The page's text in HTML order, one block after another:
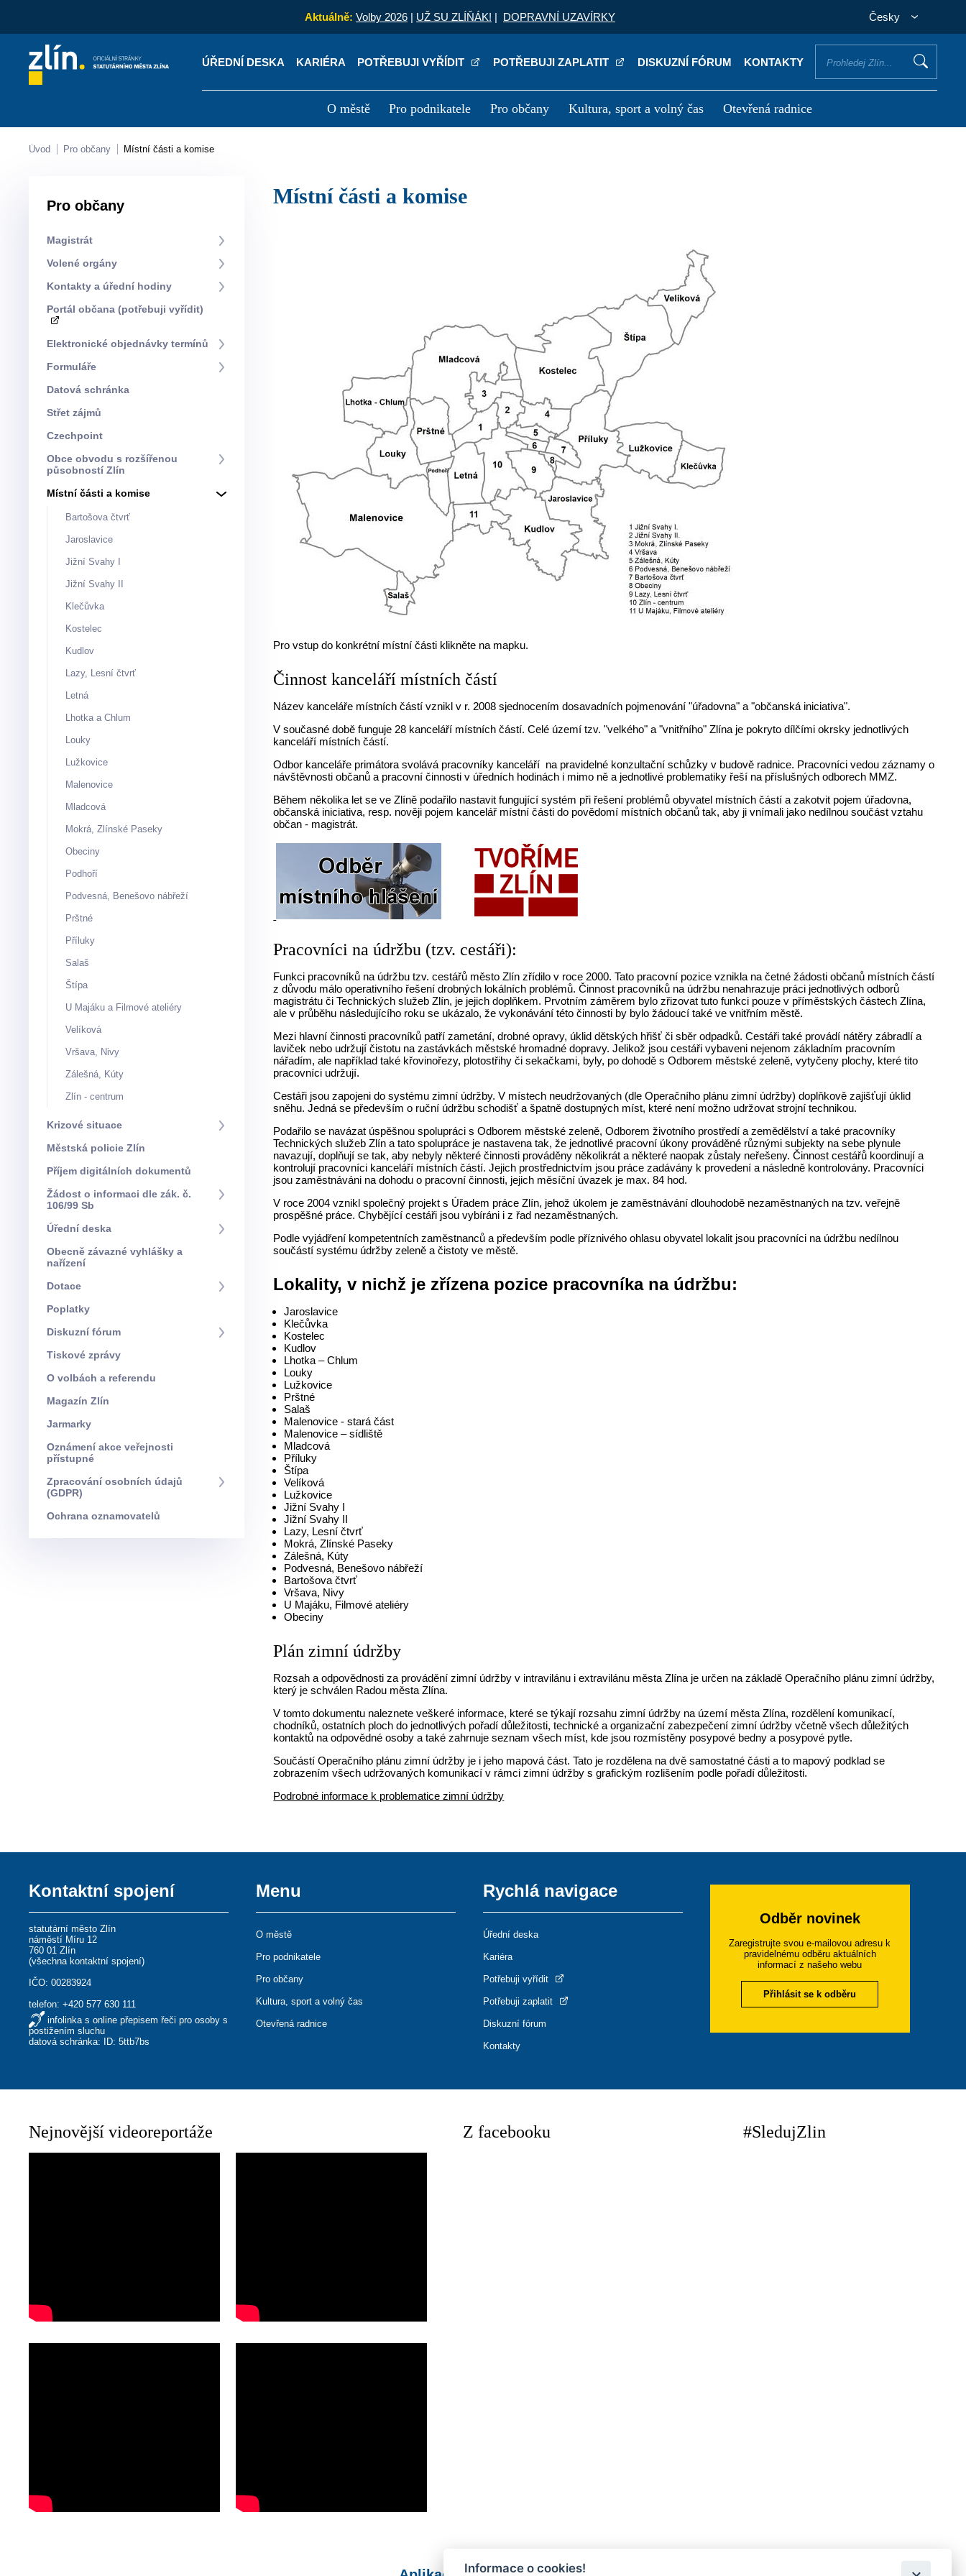
Aktuálně: Volby 2026 | UŽ SU ZLÍŇÁK! | DOPRAVNÍ UZAVÍRKY Česky
ÚŘEDNÍ DESKA KARIÉRA POTŘEBUJI VYŘÍDIT POTŘEBUJI ZAPLATIT DISKUZNÍ FÓRUM KONTAKTY
O městě Pro podnikatele Pro občany Kultura, sport a volný čas Otevřená radnice
Kontakty
Úvod Pro občany Místní části a komise
Pro občany
Magistrát
Volené orgány
Kontakty a úřední hodiny
Portál občana (potřebuji vyřídit)
Elektronické objednávky termínů
Formuláře
Datová schránka
Střet zájmů
Czechpoint
Obce obvodu s rozšířenou
působností Zlín
Místní části a komise
Bartošova čtvrť
Jaroslavice
Jižní Svahy I
Jižní Svahy II
Klečůvka
Kostelec
Kudlov
Lazy, Lesní čtvrť
Letná
Lhotka a Chlum
Louky
Lužkovice
Malenovice
Mladcová
Mokrá, Zlínské Paseky
Obeciny
Podhoří
Podvesná, Benešovo nábřeží
Prštné
Příluky
Salaš
Štípa
U Majáku a Filmové ateliéry
Velíková
Vršava, Nivy
Zálešná, Kúty
Zlín - centrum
Krizové situace
Městská policie Zlín
Příjem digitálních dokumentů
Žádost o informaci dle zák. č.
106/99 Sb
Úřední deska
Obecně závazné vyhlášky a
nařízení
Dotace
Poplatky
Diskuzní fórum
Tiskové zprávy
O volbách a referendu
Magazín Zlín
Jarmarky
Oznámení akce veřejnosti
přístupné
Zpracování osobních údajů
(GDPR)
Ochrana oznamovatelů
Místní části a komise
Pro vstup do konkrétní místní části klikněte na mapku.
Činnost kanceláří místních částí
Název kanceláře místních částí vznikl v r. 2008 sjednocením dosavadních pojmenování "úřadovna" a "občanská iniciativa".
V současné době funguje 28 kanceláří místních částí. Celé území tzv. "velkého" a "vnitřního" Zlína je pokryto dílčími okrsky jednotlivých
kanceláří místních částí.
Odbor kanceláře primátora svolává pracovníky kanceláří na pravidelné konzultační schůzky v budově radnice. Pracovníci vedou záznamy o
návštěvnosti občanů a pracovní činnosti v úředních hodinách i mimo ně a jednotlivé problematiky řeší na příslušných odborech MMZ.
Během několika let se ve Zlíně podařilo nastavit fungující systém při řešení problémů obyvatel místních částí a zakotvit pojem úřadovna,
občanská iniciativa, resp. nověji pojem kancelář místní části do povědomí místních občanů tak, aby ji vnímali jako nedílnou součást vztahu
občan - magistrát.
Pracovníci na údržbu (tzv. cestáři):
Funkci pracovníků na údržbu tzv. cestářů město Zlín zřídilo v roce 2000. Tato pracovní pozice vznikla na četné žádosti občanů místních částí
z důvodu málo operativního řešení drobných lokálních problémů. Činnost pracovníků na údržbu nenahrazuje práci jednotlivých odborů
magistrátu či Technických služeb Zlín, je jejich doplňkem. Prvotním záměrem bylo zřizovat tuto funkci pouze v příměstských částech Zlína,
ale v průběhu následujícího roku se ukázalo, že vykonávání této činnosti by bylo žádoucí také ve vnitřním městě.
Mezi hlavní činnosti pracovníků patří zametání, drobné opravy, úklid dětských hřišť či sběr odpadků. Cestáři také provádí nátěry zábradlí a
laviček nebo udržují čistotu na zastávkách městské hromadné dopravy. Jelikož jsou cestáři vybaveni nejenom základním pracovním
nářadím, ale například také křovinořezy, plotostřihy či sekačkami, byly, po dohodě s Odborem městské zeleně, vytyčeny plochy, které tito
pracovníci udržují.
Cestáři jsou zapojeni do systému zimní údržby. V místech neudržovaných (dle Operačního plánu zimní údržby) doplňkově zajišťují úklid
sněhu. Jedná se především o ruční údržbu schodišť a špatně dostupných míst, které není možno udržovat strojní technikou.
Podařilo se navázat úspěšnou spolupráci s Odborem městské zeleně, Odborem životního prostředí a zemědělství a také pracovníky
Technických služeb Zlín a tato spolupráce je nastavena tak, že jednotlivé pracovní úkony prováděné různými subjekty na sebe plynule
navazují, doplňují se tak, aby nebyly některé činnosti prováděny několikrát a některé naopak zůstaly neřešeny. Činnost cestářů koordinují a
kontrolují pracovníci kanceláří místních částí. Jejich prostřednictvím jsou práce zadávány k provedení a následně kontrolovány. Pracovníci
jsou zaměstnáváni na dohodu o pracovní činnosti, jejich měsíční úvazek je max. 84 hod.
V roce 2004 vznikl společný projekt s Úřadem práce Zlín, jehož úkolem je zaměstnávání dlouhodobě nezaměstnaných na tzv. veřejně
prospěšné práce. Chybějící cestáři jsou vybíráni i z řad nezaměstnaných.
Podle vyjádření kompetentních zaměstnanců a především podle příznivého ohlasu obyvatel lokalit jsou pracovníci na údržbu nedílnou
součástí systému údržby zeleně a čistoty ve městě.
Lokality, v nichž je zřízena pozice pracovníka na údržbu:
Jaroslavice
Klečůvka
Kostelec
Kudlov
Lhotka – Chlum
Louky
Lužkovice
Prštné
Salaš
Malenovice - stará část
Malenovice – sídliště
Mladcová
Příluky
Štípa
Velíková
Lužkovice
Jižní Svahy I
Jižní Svahy II
Lazy, Lesní čtvrť
Mokrá, Zlínské Paseky
Zálešná, Kúty
Podvesná, Benešovo nábřeží
Bartošova čtvrť
Vršava, Nivy
U Majáku, Filmové ateliéry
Obeciny
Plán zimní údržby
Rozsah a odpovědnosti za provádění zimní údržby v intravilánu i extravilánu města Zlína je určen na základě Operačního plánu zimní údržby,
který je schválen Radou města Zlína.
V tomto dokumentu naleznete veškeré informace, které se týkají rozsahu zimní údržby na území města Zlína, rozdělení komunikací,
chodníků, ostatních ploch do jednotlivých pořadí důležitosti, technické a organizační zabezpečení zimní údržby včetně všech důležitých
kontaktů na odpovědné osoby a také zahrnuje seznam všech míst, kde jsou rozmístěny posypové bedny a posypové pytle.
Součástí Operačního plánu zimní údržby je i jeho mapová část. Tato je rozdělena na dvě samostatné části a to mapový podklad se
zobrazením všech udržovaných komunikací v rámci zimní údržby s grafickým rozlišením podle pořadí důležitosti.
Podrobné informace k problematice zimní údržby
Kontaktní spojení
statutární město Zlín
náměstí Míru 12
760 01 Zlín
(všechna kontaktní spojení)
IČO: 00283924
telefon:+420 577 630 111
infolinka s online přepisem řeči pro osoby s
postižením sluchu
datová schránka: ID: 5ttb7bs
Menu
O městě
Pro podnikatele
Pro občany
Kultura, sport a volný čas
Otevřená radnice
Rychlá navigace
Úřední deska
Kariéra
Potřebuji vyřídit
Potřebuji zaplatit
Diskuzní fórum
Kontakty
Odběr novinek
Zaregistrujte svou e-mailovou adresu k
pravidelnému odběru aktuálních
informací z našeho webu
Přihlásit se k odběru
Nejnovější videoreportáže Z facebooku #SledujZlin
Informace o cookies!